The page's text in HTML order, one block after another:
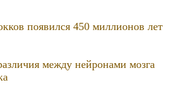
появился 450 миллионов лет
между нейронами мозга